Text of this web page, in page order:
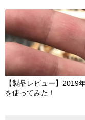
【製品レビュー】2019
を使ってみた！